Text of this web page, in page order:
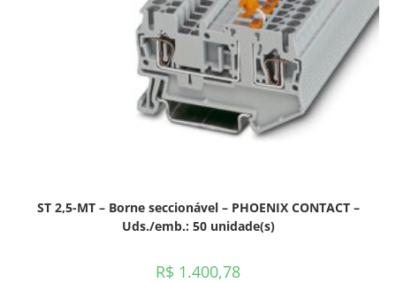
ST 2,5-MT – Borne seccionável – PHOENIX CONTACT –
Uds./emb.: 50 unidade(s)
R$ 1.400,78